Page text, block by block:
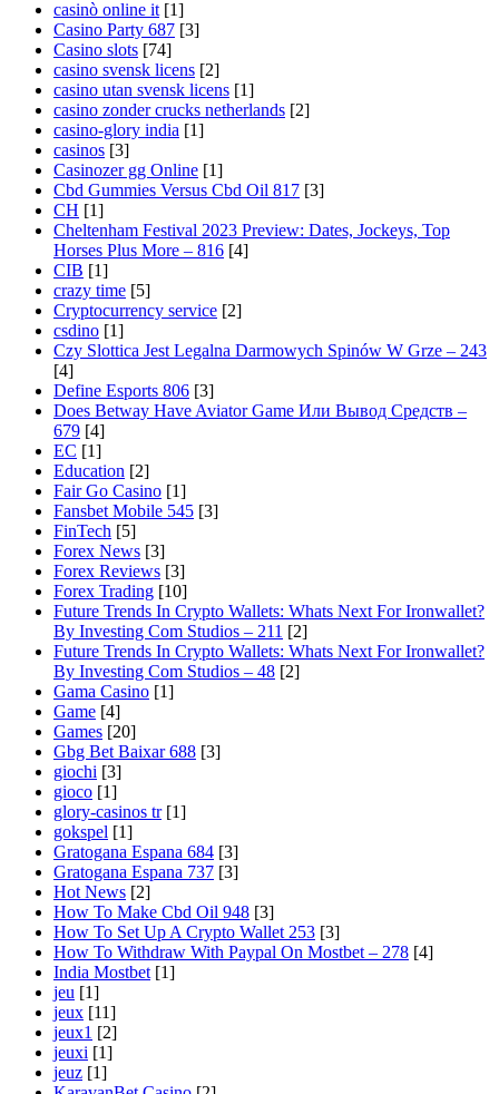
casinò online it [1]
Casino Party 687 [3]
Casino slots [74]
casino svensk licens [2]
casino utan svensk licens [1]
casino zonder crucks netherlands [2]
casino-glory india [1]
casinos [3]
Casinozer gg Online [1]
Cbd Gummies Versus Cbd Oil 817 [3]
CH [1]
Cheltenham Festival 2023 Preview: Dates, Jockeys, Top
Horses Plus More – 816 [4]
CIB [1]
crazy time [5]
Cryptocurrency service [2]
csdino [1]
Czy Slottica Jest Legalna Darmowych Spinów W Grze – 243
[4]
Define Esports 806 [3]
Does Betway Have Aviator Game Или Вывод Средств –
679 [4]
EC [1]
Education [2]
Fair Go Casino [1]
Fansbet Mobile 545 [3]
FinTech [5]
Forex News [3]
Forex Reviews [3]
Forex Trading [10]
Future Trends In Crypto Wallets: Whats Next For Ironwallet?
By Investing Com Studios – 211 [2]
Future Trends In Crypto Wallets: Whats Next For Ironwallet?
By Investing Com Studios – 48 [2]
Gama Casino [1]
Game [4]
Games [20]
Gbg Bet Baixar 688 [3]
giochi [3]
gioco [1]
glory-casinos tr [1]
gokspel [1]
Gratogana Espana 684 [3]
Gratogana Espana 737 [3]
Hot News [2]
How To Make Cbd Oil 948 [3]
How To Set Up A Crypto Wallet 253 [3]
How To Withdraw With Paypal On Mostbet – 278 [4]
India Mostbet [1]
jeu [1]
jeux [11]
jeux1 [2]
jeuxi [1]
jeuz [1]